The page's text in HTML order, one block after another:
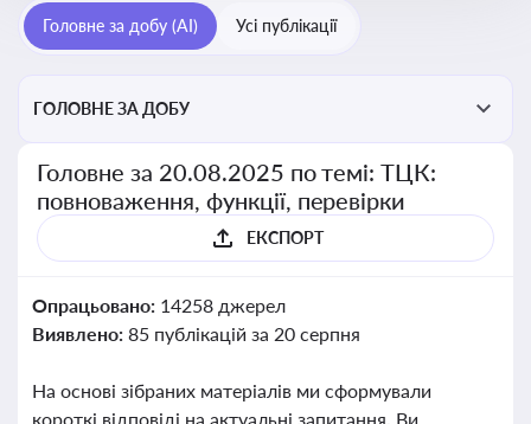
Головне за добу (AI) Усі публікації
ГОЛОВНЕ ЗА ДОБУ
Головне за 20.08.2025 по темі: ТЦК:
повноваження, функції, перевірки
ЕКСПОРТ
Опрацьовано: 14258 джерел
Виявлено: 85 публікацій за 20 серпня
На основі зібраних матеріалів ми сформували
короткі відповіді на актуальні запитання. Ви